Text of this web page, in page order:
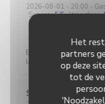
Het
partners
op deze
tot de
2026-08-01 - 20:00 -
Service:5/5 Atmosfeer:
: 5
Excellent restaurant
les prix restent corrects
Sebastien